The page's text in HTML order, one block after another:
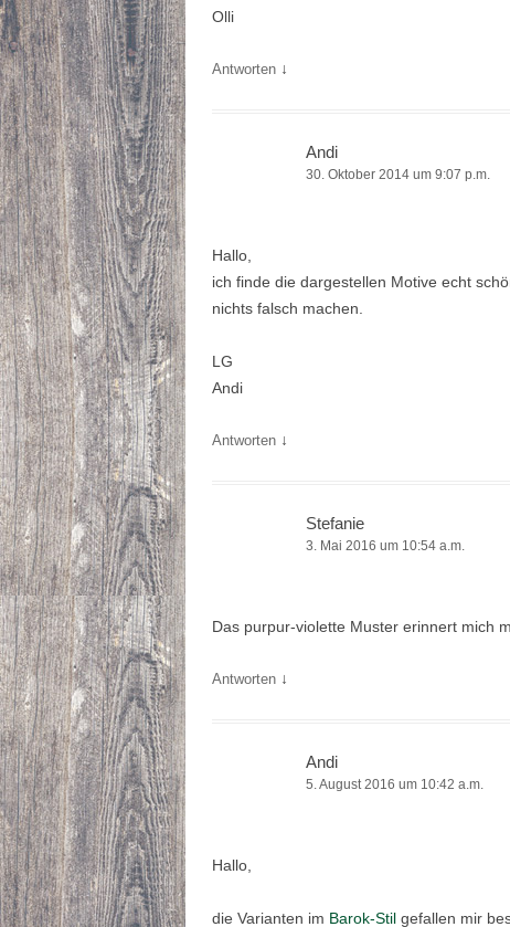
Olli
Antworten ↓
Andi
30. Oktober 2014 um 9:07 p.m.
Hallo,
ich finde die dargestellen Motive echt
nichts falsch machen.
LG
Andi
Antworten ↓
Stefanie
3. Mai 2016 um 10:54 a.m.
Das purpur-violette Muster erinnert mich
Antworten ↓
Andi
5. August 2016 um 10:42 a.m.
Hallo,
die Varianten im Barok-Stil gefallen mir